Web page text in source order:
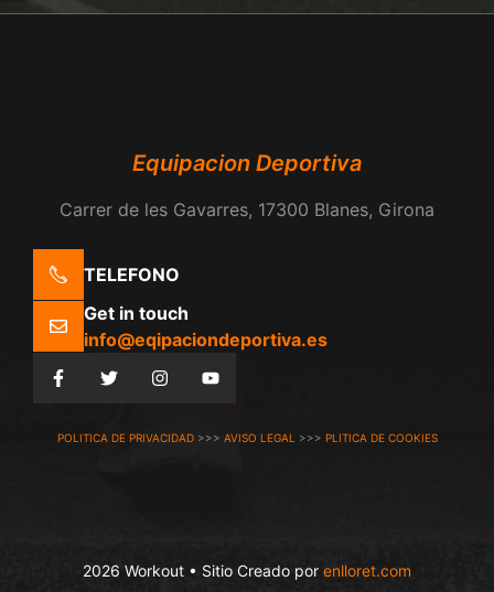
Equipacion Deportiva
Carrer de les Gavarres, 17300 Blanes, Girona
TELEFONO
Get in touch
info@eqipaciondeportiva.es
POLITICA DE PRIVACIDAD>>> AVISO LEGAL >>> PLITICA DE COOKIES
2026 Workout • Sitio Creado por enlloret.com